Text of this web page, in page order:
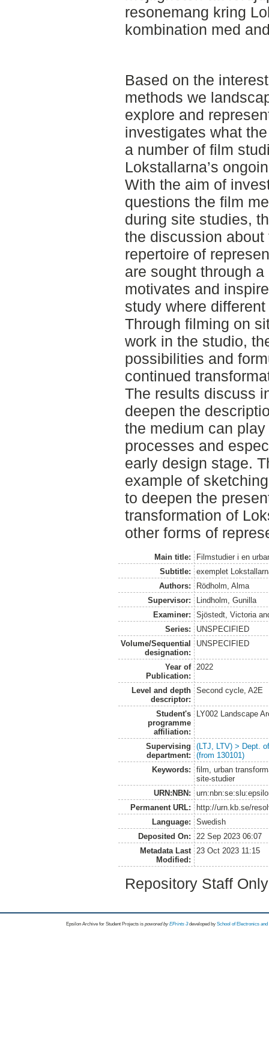
resonemang kring
kombination med
Based on the
methods we
explore and
investigates what
a number of film
Lokstallarna’s
With the aim of
questions the film
during site studies,
the discussion about
repertoire of
are sought through
motivates and
study where
Through filming on
work in the studio,
possibilities and
continued
The results discuss
deepen the
the medium can
processes and
early design stage.
example of
to deepen the
transformation of
other forms of
Main title:
Filmstudier i en
Subtitle:
exemplet
Authors:
Rödholm, Alma
Supervisor:
Lindholm, Gunilla
Examiner:
Sjöstedt, Victoria
Series:
UNSPECIFIED
Volume/Sequential
designation:
UNSPECIFIED
Year of
Publication:
2022
Level and depth
descriptor:
Second cycle, A2E
Student's
programme
affiliation:
LY002 Landscape
Supervising
department:
(LTJ, LTV) > Dept.
(from 130101)
Keywords:
film, urban
site-studier
URN:NBN:
Permanent URL:
http://urn.kb.se/
Language:
Swedish
Deposited On:
22 Sep 2023 06:07
Metadata Last
Modified:
23 Oct 2023 11:15
Repository Staff
Epsilon Archive for Student Projects is powored byEPrints 3 developed by School of Electronics